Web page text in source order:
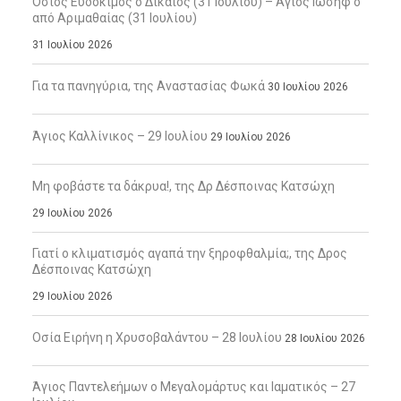
από Αριμαθαίας (31 Ιουλίου)
31 Ιουλίου 2026
Για τα πανηγύρια, της Αναστασίας Φωκά 30 Ιουλίου 2026
Άγιος Καλλίνικος – 29 Ιουλίου 29 Ιουλίου 2026
Μη φοβάστε τα δάκρυα!, της Δρ Δέσποινας Κατσώχη
29 Ιουλίου 2026
Γιατί ο κλιματισμός αγαπά την ξηροφθαλμία;, της Δρος
Δέσποινας Κατσώχη
29 Ιουλίου 2026
Οσία Ειρήνη η Χρυσοβαλάντου – 28 Ιουλίου 28 Ιουλίου 2026
Άγιος Παντελεήμων ο Μεγαλομάρτυς και Ιαματικός – 27